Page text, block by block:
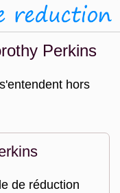
Perkins
hors
de réduction